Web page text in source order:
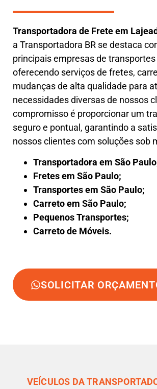
Transportadora de Frete em
a Transportadora BR se destaca
principais empresas de transportes
oferecendo serviços de fretes,
mudanças de alta qualidade para
necessidades diversas de nossos
compromisso é proporcionar um
seguro e pontual, garantindo a
nossos clientes com soluções sob
Transportadora em São
Fretes em São Paulo;
Transportes em São Paulo;
Carreto em São Paulo;
Pequenos Transportes;
Carreto de Móveis.
SOLICITAR
VEÍCULOS DA